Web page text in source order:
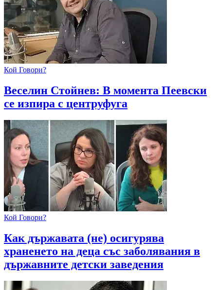
Кой Говори?
Веселин Стойнев: В момента Пеевски
се изпира с центруфуга
Кой Говори?
Как държавата (не) осигурява
храненето на деца със заболявания в
държавните детски заведения